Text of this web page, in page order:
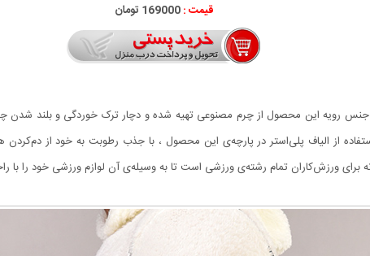
قیمت :169000 تومان
رویه این محصول از چرم مصنوعی تهیه شده و دچار ترک خوردگی و بلند
از الیاف پلی‌استر در پارچه‌ی این محصول ، با جذب رطوبت به خود از دم‌کردن